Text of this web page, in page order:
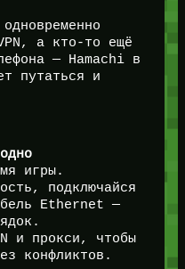
а кто-то ещё
— Hamachi в
путаться и
игры.
подключайся
Ethernet —
и прокси, чтобы
конфликтов.